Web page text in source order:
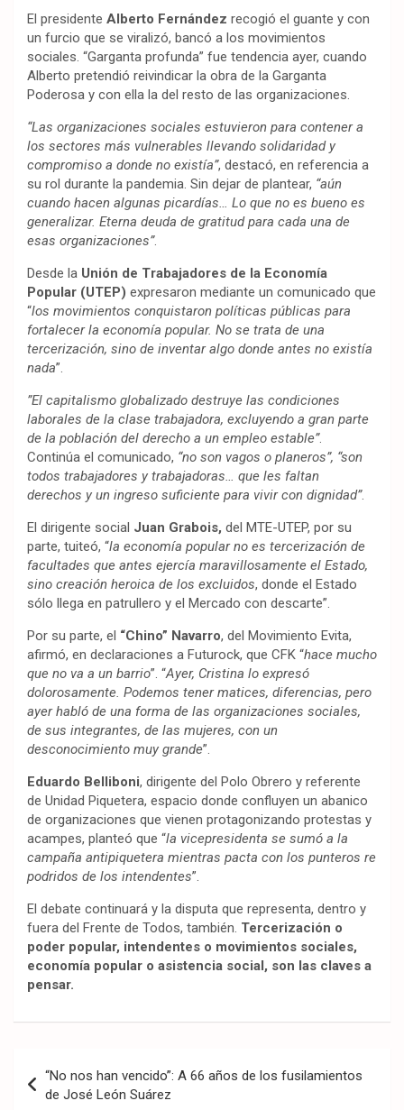
El presidente Alberto Fernández recogió el guante y con
un furcio que se viralizó, bancó a los movimientos
sociales. “Garganta profunda” fue tendencia ayer, cuando
Alberto pretendió reivindicar la obra de la Garganta
Poderosa y con ella la del resto de las organizaciones.
“Las organizaciones sociales estuvieron para contener a
los sectores más vulnerables llevando solidaridad y
compromiso a donde no existía”, destacó, en referencia a
su rol durante la pandemia. Sin dejar de plantear, “aún
cuando hacen algunas picardías… Lo que no es bueno es
generalizar. Eterna deuda de gratitud para cada una de
esas organizaciones”.
Desde la Unión de Trabajadores de la Economía
Popular (UTEP) expresaron mediante un comunicado que
“los movimientos conquistaron políticas públicas para
fortalecer la economía popular. No se trata de una
tercerización, sino de inventar algo donde antes no existía
nada”.
”El capitalismo globalizado destruye las condiciones
laborales de la clase trabajadora, excluyendo a gran parte
de la población del derecho a un empleo estable”.
Continúa el comunicado, “no son vagos o planeros”, “son
todos trabajadores y trabajadoras… que les faltan
derechos y un ingreso suficiente para vivir con dignidad”.
El dirigente social Juan Grabois, del MTE-UTEP, por su
parte, tuiteó, “la economía popular no es tercerización de
facultades que antes ejercía maravillosamente el Estado,
sino creación heroica de los excluidos, donde el Estado
sólo llega en patrullero y el Mercado con descarte”.
Por su parte, el “Chino” Navarro, del Movimiento Evita,
afirmó, en declaraciones a Futurock, que CFK “hace mucho
que no va a un barrio”. “Ayer, Cristina lo expresó
dolorosamente. Podemos tener matices, diferencias, pero
ayer habló de una forma de las organizaciones sociales,
de sus integrantes, de las mujeres, con un
desconocimiento muy grande”.
Eduardo Belliboni, dirigente del Polo Obrero y referente
de Unidad Piquetera, espacio donde confluyen un abanico
de organizaciones que vienen protagonizando protestas y
acampes, planteó que “la vicepresidenta se sumó a la
campaña antipiquetera mientras pacta con los punteros re
podridos de los intendentes”.
El debate continuará y la disputa que representa, dentro y
fuera del Frente de Todos, también. Tercerización o
poder popular, intendentes o movimientos sociales,
economía popular o asistencia social, son las claves a
pensar.
de
“No nos han vencido”: A 66 años de los fusilamientos
de José León Suárez